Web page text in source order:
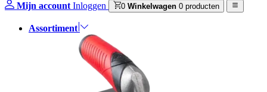
Mijn account Inloggen 0 Winkelwagen 0 producten
Assortiment